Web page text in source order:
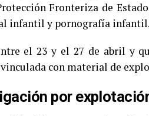
Fronteriza de
infantil y pornografía infantil.
el 23 y el 27 de abril y
con material de
por